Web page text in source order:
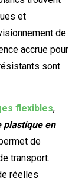
et
de
accrue pour
sont
flexibles,
plastique en
de
transport.
réelles